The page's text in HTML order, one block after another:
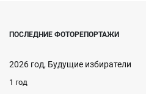
ПОСЛЕДНИЕ ФОТОРЕПОРТАЖИ
2026 год, Будущие избиратели
1 год